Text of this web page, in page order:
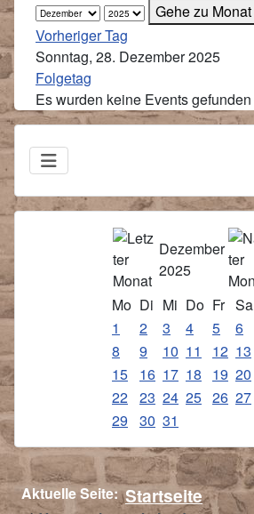
Dezember
2025
Mo Di Mi Do Fr Sa
1
2 3 4 5 6
8
9 10 11 12 13
15
16 17 18 19 20
22 23 24 25 26 27
29
30 31
Gehe zu Monat
Vorheriger Tag
Sonntag, 28. Dezember 2025
Folgetag
Es wurden keine Events gefunden
Aktuelle Seite:Startseite